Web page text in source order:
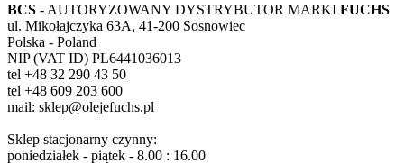
BCS - AUTORYZOWANY DYSTRYBUTOR MARKI FUCHS
ul. Mikołajczyka 63A, 41-200 Sosnowiec
Polska - Poland
NIP (VAT ID) PL6441036013
tel +48 32 290 43 50
tel +48 609 203 600
mail: sklep@olejefuchs.pl
Sklep stacjonarny czynny:
poniedziałek - piątek - 8.00 : 16.00